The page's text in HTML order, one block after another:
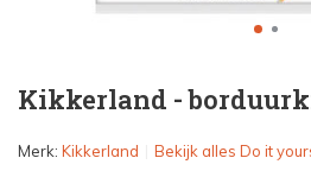
Kikkerland -
Merk: Kikkerland Bekijk alles Do it